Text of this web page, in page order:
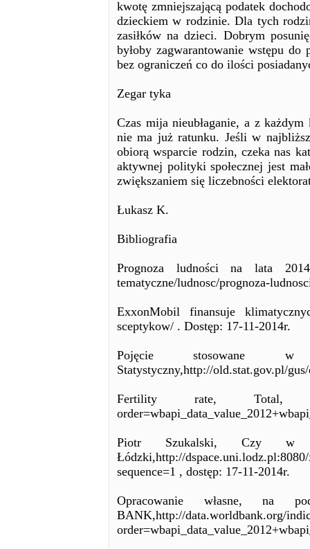
kwotę zmniejszającą podatek
dzieckiem w rodzinie. Dla tych
zasiłków na dzieci. Dobrym
byłoby zagwarantowanie wstępu
bez ograniczeń co do ilości
Zegar tyka
Czas mija nieubłaganie, a z
nie ma już ratunku. Jeśli w
obiorą wsparcie rodzin, czeka nas
aktywnej polityki społecznej jest
zwiększaniem się liczebności
Łukasz K.
Bibliografia
Prognoza ludności na lata
tematyczne/ludnosc/prognoza-
ExxonMobil finansuje
sceptykow/ . Dostęp: 17-11-2014r.
Pojęcie stosowane w
Statystyczny,http://old.stat.gov.pl/
Fertility rate, Total, THE
Piotr Szukalski, Czy w
Łódzki,http://
sequence=1 , dostęp: 17-11-2014r.
Opracowanie własne, na
BANK,http://data.worldbank.org/